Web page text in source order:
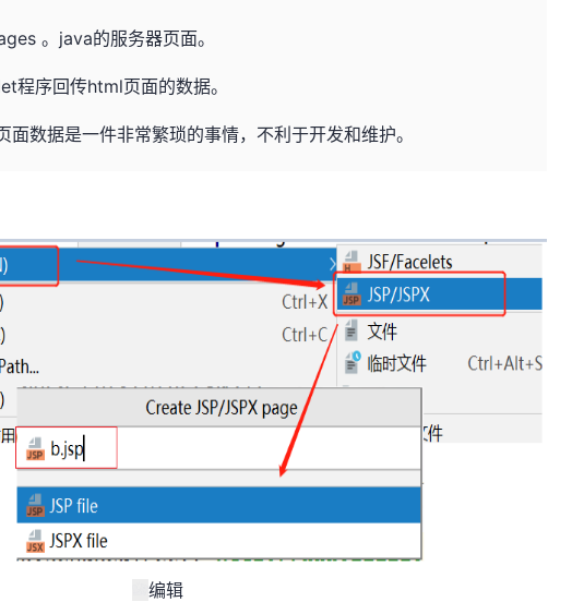
。java的服务器页面。
程序回传html页面的数据。
数据是一件非常繁琐的事情，不利于开发和维护。
编辑